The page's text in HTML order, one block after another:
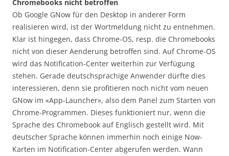
Chromebooks nicht betroffen
Ob Google GNow für den Desktop in anderer Form
realisieren wird, ist der Wortmeldung nicht zu entnehmen.
Klar ist hingegen, dass Chrome-OS, resp. die Chromebooks
nicht von dieser Aenderung betroffen sind. Auf Chrome-OS
wird das Notification-Center weiterhin zur Verfügung
stehen. Gerade deutschsprachige Anwender dürfte dies
interessieren, denn sie profitieren noch nicht vom neuen
GNow im «App-Launcher», also dem Panel zum Starten von
Chrome-Programmen. Dieses funktioniert nur, wenn die
Sprache des Chromebook auf Englisch gestellt wird. Mit
deutscher Sprache können immerhin noch einige Now-
Karten im Notification-Center abgerufen werden. Wann